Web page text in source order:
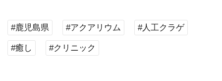
#鹿児島県 #アクアリウム #人工クラゲ
#癒し #クリニック